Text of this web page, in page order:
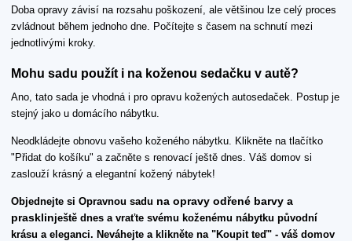
Doba opravy závisí na rozsahu poškození, ale většinou lze celý proces
zvládnout během jednoho dne. Počítejte s časem na schnutí mezi
jednotlivými kroky.
Mohu sadu použít i na koženou sedačku v autě?
Ano, tato sada je vhodná i pro opravu kožených autosedaček. Postup je
stejný jako u domácího nábytku.
Neodkládejte obnovu vašeho koženého nábytku. Klikněte na tlačítko
"Přidat do košíku" a začněte s renovací ještě dnes. Váš domov si
zaslouží krásný a elegantní kožený nábytek!
Objednejte si Opravnou sadu na opravy odřené barvy a
prasklinještě dnes a vraťte svému koženému nábytku původní
krásu a eleganci. Neváhejte a klikněte na "Koupit teď" - váš domov